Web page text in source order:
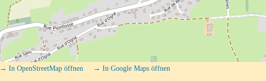
→ In OpenStreetMap öffnen → In Google Maps öffnen